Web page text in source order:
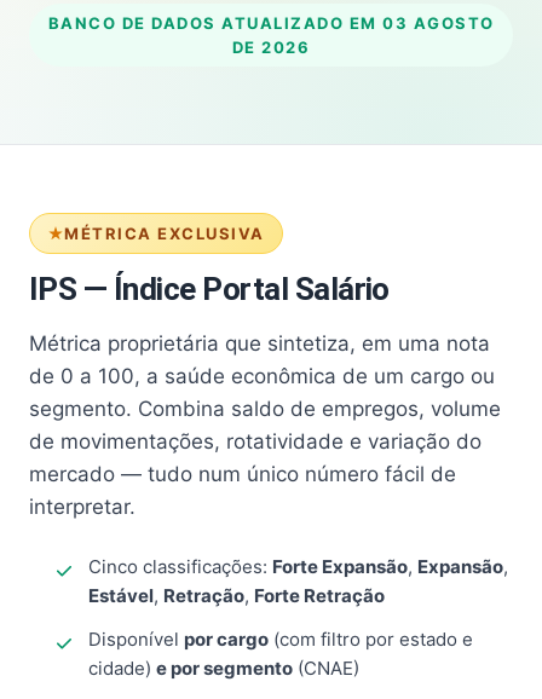
BANCO DE DADOS ATUALIZADO EM 03 AGOSTO
DE 2026
MÉTRICA EXCLUSIVA
IPS — Índice Portal Salário
Métrica proprietária que sintetiza, em uma nota
de 0 a 100, a saúde econômica de um cargo ou
segmento. Combina saldo de empregos, volume
de movimentações, rotatividade e variação do
mercado — tudo num único número fácil de
interpretar.
Cinco classificações: Forte Expansão, Expansão,
Estável, Retração, Forte Retração
Disponível por cargo (com filtro por estado e
cidade) e por segmento (CNAE)